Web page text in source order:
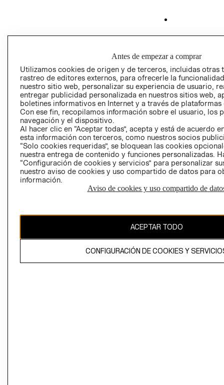
GIFT CARD
AVISO DE
Perú (S/)
CAMBIAR REGIÓN
propiedad de H&M Hennes & Mauritz AB
Antes de empezar a comprar
Utilizamos cookies de origen y de terceros, incluidas otras
rastreo de editores externos, para ofrecerle la
nuestro sitio web, personalizar su experiencia de usuario,
entregar publicidad personalizada en nuestros sitios web,
boletines informativos en Internet y a través de plataformas
Con ese fin, recopilamos información sobre el usuario, los
navegación y el dispositivo.
Al hacer clic en “Aceptar todas”, acepta y está de acuerdo
esta información con terceros, como nuestros socios
“Solo cookies requeridas”, se bloquean las cookies
nuestra entrega de contenido y funciones personalizadas.
“Configuración de cookies y servicios” para personalizar
nuestro aviso de cookies y uso compartido de datos para
información.
Aviso de cookies y uso compartido de
ACEPTAR TODO
CONFIGURACIÓN DE COOKIES Y